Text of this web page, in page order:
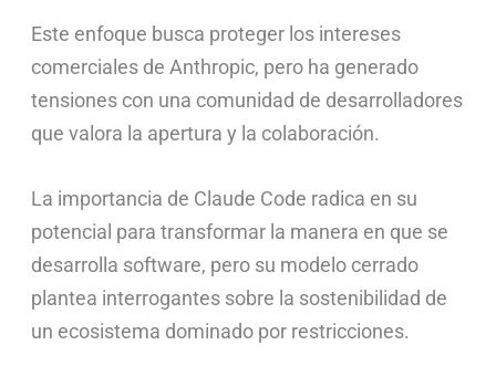
Este enfoque busca proteger los intereses
comerciales de Anthropic, pero ha generado
tensiones con una comunidad de desarrolladores
que valora la apertura y la colaboración.
La importancia de Claude Code radica en su
potencial para transformar la manera en que se
desarrolla software, pero su modelo cerrado
plantea interrogantes sobre la sostenibilidad de
un ecosistema dominado por restricciones.